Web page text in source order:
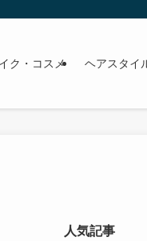
ク・コスメ ヘアスタイ
人気記事